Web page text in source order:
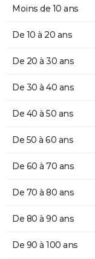
Moins de 10 ans
De 10 à 20 ans
De 20 à 30 ans
De 30 à 40 ans
De 40 à 50 ans
De 50 à 60 ans
De 60 à 70 ans
De 70 à 80 ans
De 80 à 90 ans
De 90 à 100 ans